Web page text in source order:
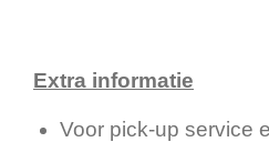
Extra informatie
Voor pick-up service